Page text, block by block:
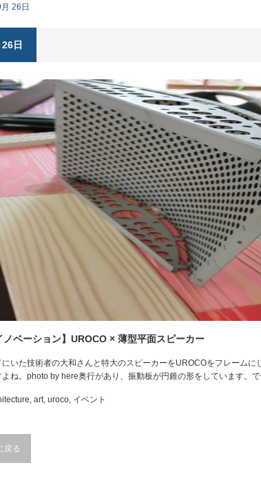
26日
日
ノベーション】UROCO × 薄型平面スピーカー
いた技術者の大和さんと特大のスピーカーをUROCOをフレームに
よね。photo by here奥行があり、振動板が円錐の形をしています。
, art, uroco, イベント
戻る